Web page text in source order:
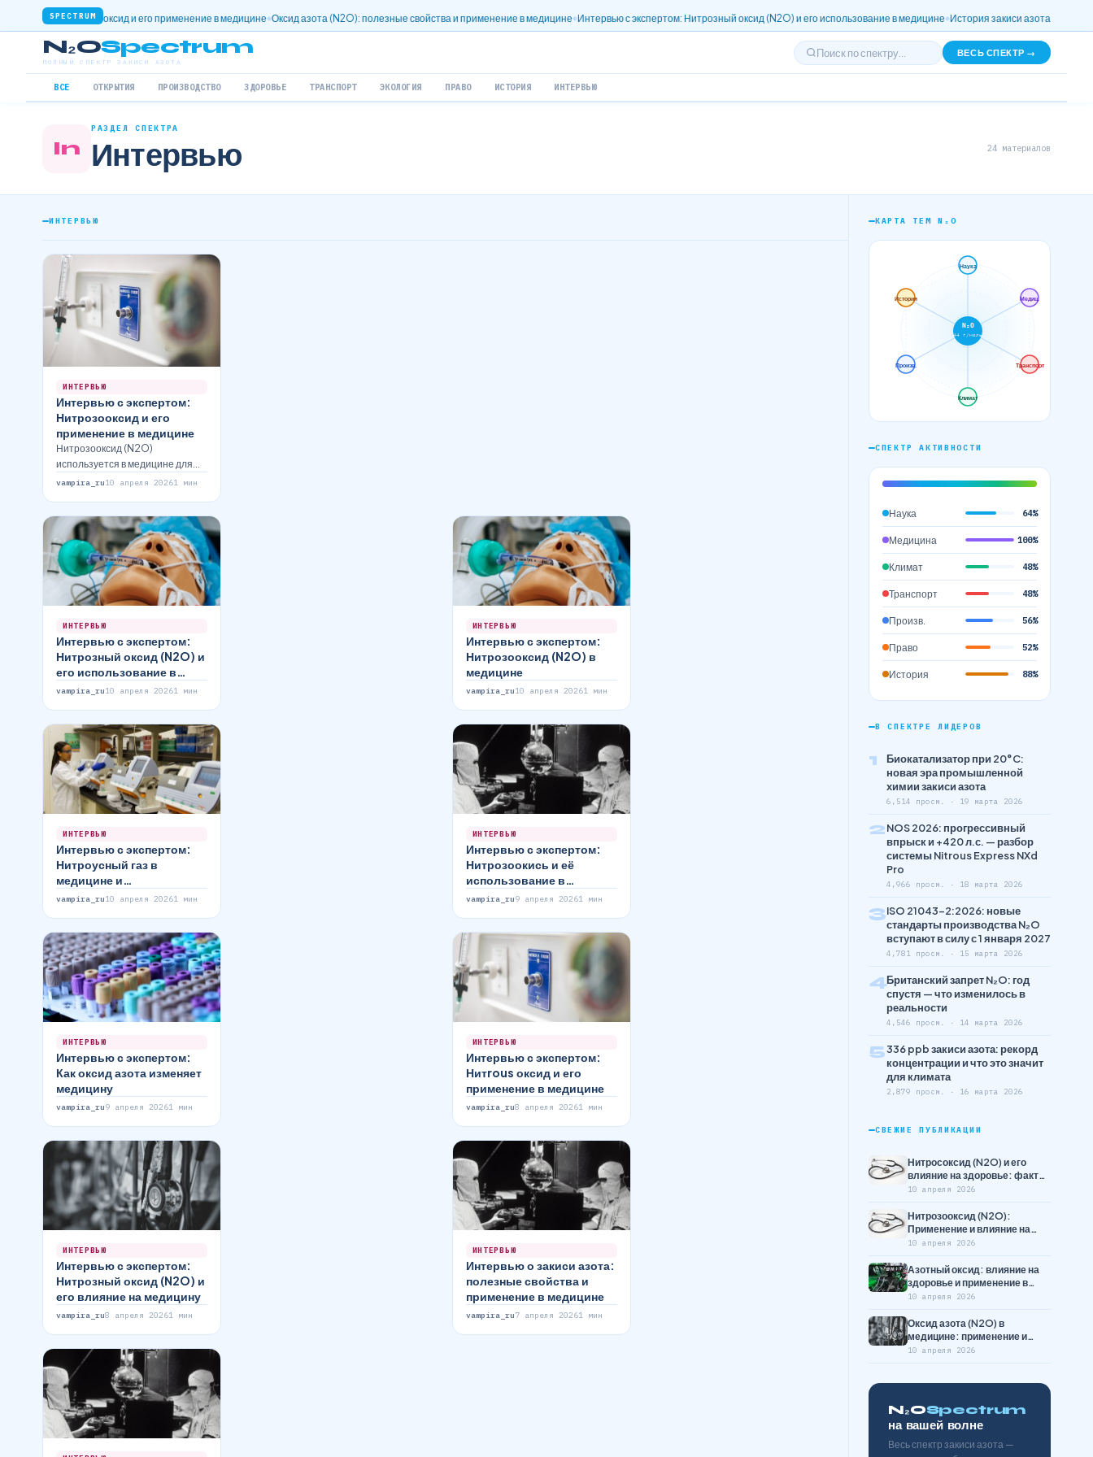
SPECTRUM
Нитрозооксид и его применение в медицине Оксид азота (N2O): полезные свойства и применение в медицине Интервью с экспертом: Нитрозный оксид (N2O) и его использование в медицине История закиси азота: от открытий до
N₂OSpectrum
ПОЛНЫЙ СПЕКТР ЗАКИСИ АЗОТА
ВЕСЬ СПЕКТР →
ВСЕ ОТКРЫТИЯ ПРОИЗВОДСТВО ЗДОРОВЬЕ ТРАНСПОРТ ЭКОЛОГИЯ ПРАВО ИСТОРИЯ ИНТЕРВЬЮ
In
РАЗДЕЛ СПЕКТРА
Интервью 24 материалов
ИНТЕРВЬЮ
ИНТЕРВЬЮ
Интервью с экспертом:
Нитрозооксид и его
применение в медицине
Нитрозооксид (N2O)
используется в медицине для
облегчения боли и
Смирновой мы…
vampira_ru10 апреля 20261 мин
ИНТЕРВЬЮ
Интервью с экспертом:
Нитрозный оксид (N2O) и
его использование в
медицине
vampira_ru10 апреля 20261 мин
ИНТЕРВЬЮ
Интервью с экспертом:
Нитрозооксид (N2O) в
медицине
vampira_ru10 апреля 20261 мин
ИНТЕРВЬЮ
Интервью с экспертом:
Нитроусный газ в
медицине и
промышленности
vampira_ru10 апреля 20261 мин
ИНТЕРВЬЮ
Интервью с экспертом:
Нитрозоокись и её
использование в
медицине
vampira_ru9 апреля 20261 мин
ИНТЕРВЬЮ
Интервью с экспертом:
Как оксид азота изменяет
медицину
vampira_ru9 апреля 20261 мин
ИНТЕРВЬЮ
Интервью с экспертом:
Нитrous оксид и его
применение в медицине
vampira_ru8 апреля 20261 мин
ИНТЕРВЬЮ
Интервью с экспертом:
Нитрозный оксид (N2O) и
его влияние на медицину
vampira_ru8 апреля 20261 мин
ИНТЕРВЬЮ
Интервью о закиси азота:
полезные свойства и
применение в медицине
vampira_ru7 апреля 20261 мин
КАРТА ТЕМ N₂O
N₂O
44 г/моль
Наука
Медиц.
Транспорт
Климат
Произв.
История
СПЕКТР АКТИВНОСТИ
Наука 64%
Медицина 100%
Климат 48%
Транспорт 48%
Произв. 56%
Право 52%
История 88%
В СПЕКТРЕ ЛИДЕРОВ
1
Биокатализатор при 20°C:
новая эра промышленной
химии закиси азота
6,514 просм. · 19 марта 2026
2NOS 2026: прогрессивный
впрыск и +420 л.с. — разбор
системы Nitrous Express NXd
Pro
4,966 просм. · 18 марта 2026
3ISO 21043-2:2026: новые
стандарты производства N₂O
вступают в силу с 1 января 2027
4,781 просм. · 15 марта 2026
4Британский запрет N₂O: год
спустя — что изменилось в
реальности
4,546 просм. · 14 марта 2026
5336 ppb закиси азота: рекорд
концентрации и что это значит
для климата
2,879 просм. · 16 марта 2026
СВЕЖИЕ ПУБЛИКАЦИИ
Нитросоксид (N2O) и его
влияние на здоровье: факты
и мифы
10 апреля 2026
Нитрозооксид (N2O):
Применение и влияние на
здоровье
10 апреля 2026
Азотный оксид: влияние на
здоровье и применение в
медицине
10 апреля 2026
Оксид азота (N2O) в
медицине: применение и
риски
10 апреля 2026
N₂OSpectrum
на вашей волне
Весь спектр закиси азота —